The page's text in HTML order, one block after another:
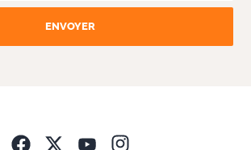
ENVOYER